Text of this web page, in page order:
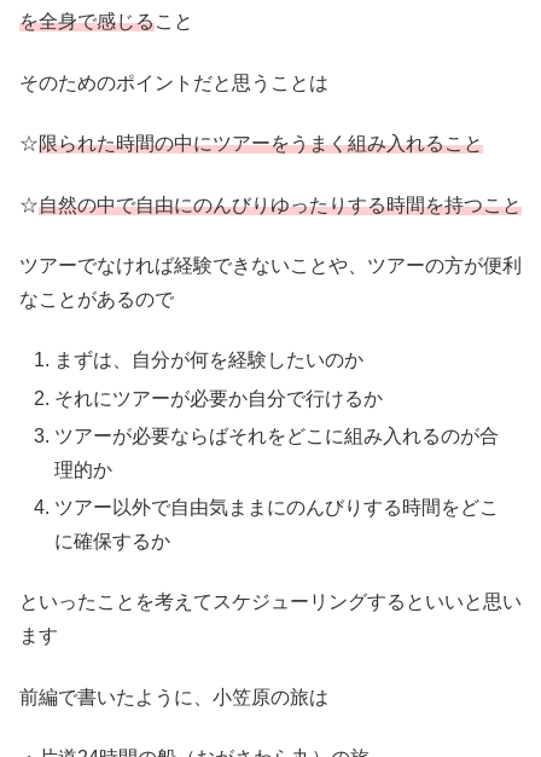
を全身で感じること
そのためのポイントだと思うことは
☆限られた時間の中にツアーをうまく組み入れること
☆自然の中で自由にのんびりゆったりする時間を持つこと
ツアーでなければ経験できないことや、ツアーの方が便利
なことがあるので
まずは、自分が何を経験したいのか
それにツアーが必要か自分で行けるか
ツアーが必要ならばそれをどこに組み入れるのが合
理的か
ツアー以外で自由気ままにのんびりする時間をどこ
に確保するか
といったことを考えてスケジューリングするといいと思い
ます
前編で書いたように、小笠原の旅は